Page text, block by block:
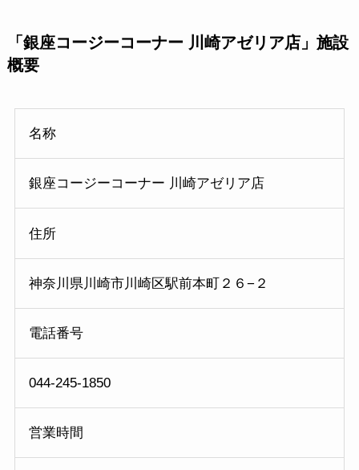
「銀座コージーコーナー 川崎アゼリア店」施設
概要
名称
銀座コージーコーナー 川崎アゼリア店
住所
神奈川県川崎市川崎区駅前本町２６−２
電話番号
044-245-1850
営業時間